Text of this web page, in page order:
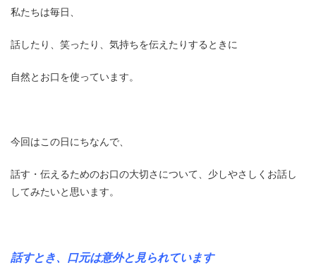
私たちは毎日、
話したり、笑ったり、気持ちを伝えたりするときに
自然とお口を使っています。
今回はこの日にちなんで、
話す・伝えるためのお口の大切さについて、少しやさしくお話し
してみたいと思います。
話すとき、口元は意外と見られています